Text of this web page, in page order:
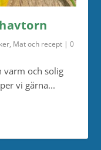
, Mat och recept |0
varm och solig
vi gärna...